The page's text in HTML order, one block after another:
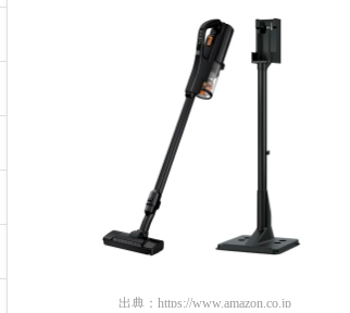
出典： https://www.amazon.co.jp